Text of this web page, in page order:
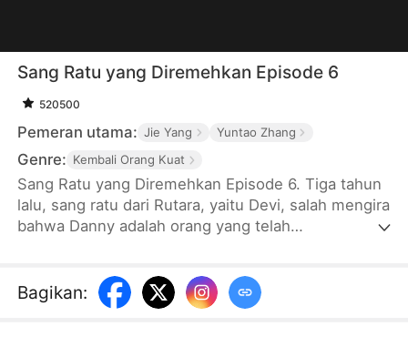
Sang Ratu yang Diremehkan Episode 6
520500
Pemeran utama: Jie Yang Yuntao Zhang
Genre: Kembali Orang Kuat
Sang Ratu yang Diremehkan Episode 6. Tiga tahun
lalu, sang ratu dari Rutara, yaitu Devi, salah mengira
bahwa Danny adalah orang yang telah
tahun, Devi membantu Danny masuk ke
perusahaan yang berkuasa. Bahkan, Devi membuat
Bagikan: